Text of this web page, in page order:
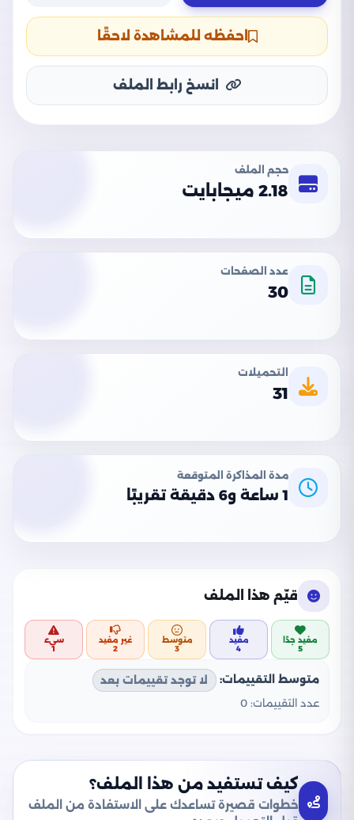
احفظه للمشاهدة لاحقًا
انسخ رابط الملف
حجم الملف
2.18 ميجابايت
عدد الصفحات
30
التحميلات
31
مدة المذاكرة المتوقعة
1 ساعة و6 دقيقة تقريبًا
قيّم هذا الملف
مفيد جدًا
5
مفيد
4
متوسط
3
غير مفيد
2
سيء
1
متوسط التقييمات:
لا توجد تقييمات بعد
عدد التقييمات: 0
كيف تستفيد من هذا الملف؟
خطوات قصيرة تساعدك على الاستفادة من الملف